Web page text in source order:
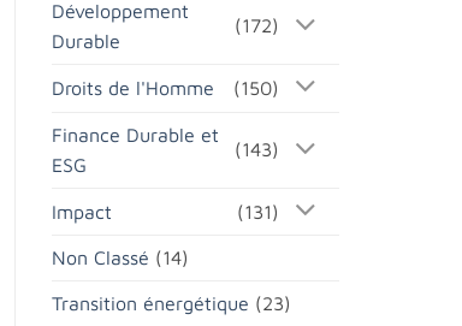
Développement
Durable
(172)
Droits de l'Homme (150)
Finance Durable et
ESG
(143)
Impact (131)
Non Classé (14)
Transition énergétique (23)